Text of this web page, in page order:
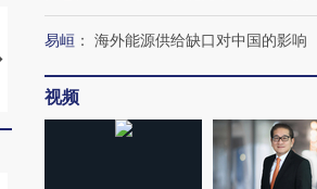
马航飞行员跨国走私7万
粒摇头丸 尿检体内含3种
度Z世代 用街头抗争将教
易峘 ： 海外能源供给缺口对中国的影响
视频